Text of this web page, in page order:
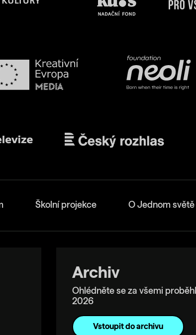
Školní projekce O Jednom světě
Archiv
Ohlédněte se za všemi
2026
Vstoupit do archivu